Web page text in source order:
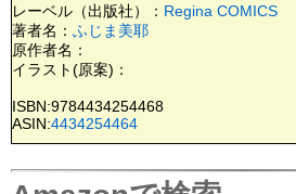
レーベル（出版社）： Regina COMICS
著者名： ふじま美耶
原作者名：
イラスト(原案)：
ISBN:9784434254468
ASIN:4434254464